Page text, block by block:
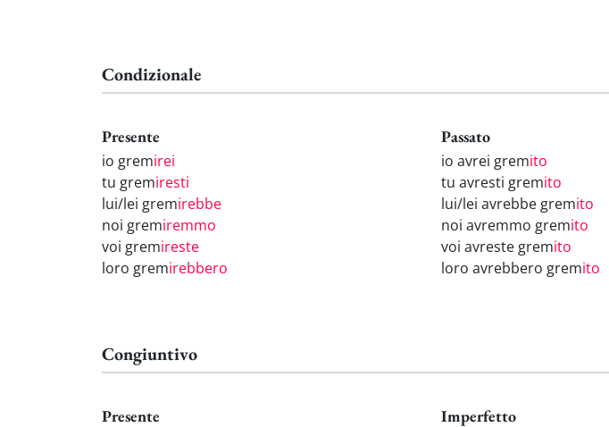
Condizionale
Presente
io gremirei
tu gremiresti
lui/lei gremirebbe
noi gremiremmo
voi gremireste
loro gremirebbero
Passato
io avrei gremito
tu avresti gremito
lui/lei avrebbe gremito
noi avremmo gremito
voi avreste gremito
loro avrebbero gremito
Congiuntivo
Presente Imperfetto